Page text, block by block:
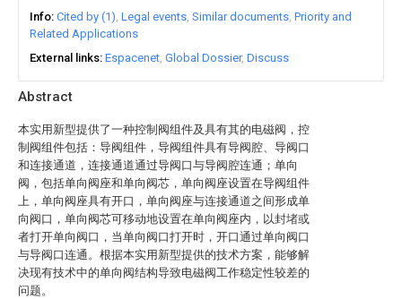
Abstract
本实用新型提供了一种控制阀组件及具有其的电磁阀，控
制阀组件包括：导阀组件，导阀组件具有导阀腔、导阀口
和连接通道，连接通道通过导阀口与导阀腔连通；单向
阀，包括单向阀座和单向阀芯，单向阀座设置在导阀组件
上，单向阀座具有开口，单向阀座与连接通道之间形成单
向阀口，单向阀芯可移动地设置在单向阀座内，以封堵或
者打开单向阀口，当单向阀口打开时，开口通过单向阀口
与导阀口连通。根据本实用新型提供的技术方案，能够解
决现有技术中的单向阀结构导致电磁阀工作稳定性较差的
问题。
Info Cited by (1) Legal events Similar documents Priority and
Related Applications
External links Espacenet Global Dossier Discuss